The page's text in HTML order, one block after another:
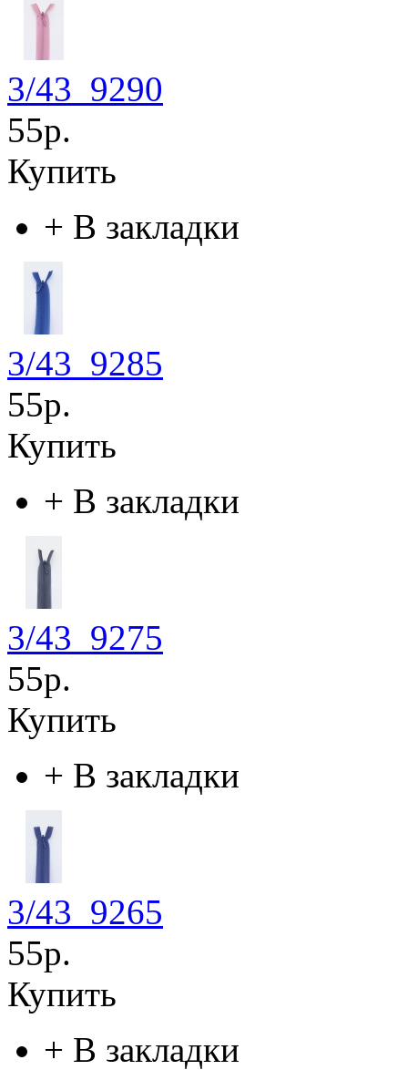
3/43_9290
55р.
Купить
+ В закладки
3/43_9285
55р.
Купить
+ В закладки
3/43_9275
55р.
Купить
+ В закладки
3/43_9265
55р.
Купить
+ В закладки